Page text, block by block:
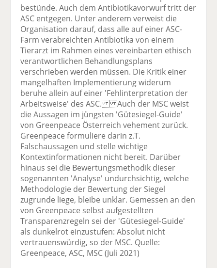
bestünde. Auch dem Antibiotikavorwurf tritt der
ASC entgegen. Unter anderem verweist die
Organisation darauf, dass alle auf einer ASC-
Farm verabreichten Antibiotika von einem
Tierarzt im Rahmen eines vereinbarten ethisch
verantwortlichen Behandlungsplans
verschrieben werden müssen. Die Kritik einer
mangelhaften Implementierung widerum
beruhe allein auf einer 'Fehlinterpretation der
Arbeitsweise' des ASC. Auch der MSC weist
die Aussagen im jüngsten 'Gütesiegel-Guide'
von Greenpeace Österreich vehement zurück.
Greenpeace formuliere darin z.T.
Falschaussagen und stelle wichtige
Kontextinformationen nicht bereit. Darüber
hinaus sei die Bewertungsmethodik dieser
sogenannten 'Analyse' undurchsichtig, welche
Methodologie der Bewertung der Siegel
zugrunde liege, bleibe unklar. Gemessen an den
von Greenpeace selbst aufgestellten
Transparenzregeln sei der 'Gütesiegel-Guide'
als dunkelrot einzustufen: Absolut nicht
vertrauenswürdig, so der MSC. Quelle:
Greenpeace, ASC, MSC (Juli 2021)